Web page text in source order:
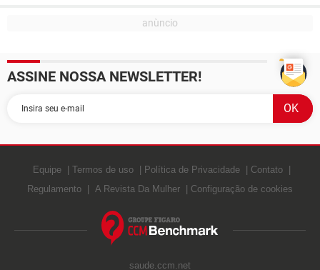
ASSINE NOSSA NEWSLETTER!
Equipe Termos de uso Política de Privacidade
Contato
Regulamento
A Revista Da Mulher Configuração de cookies
saude.ccm.net